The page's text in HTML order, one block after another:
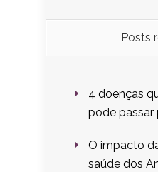
Posts
4 doenças
pode passar
O impacto
saúde dos